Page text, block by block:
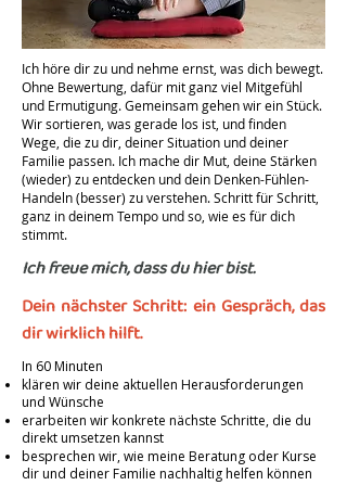
Ich höre dir zu und nehme ernst, was dich bewegt.
Ohne Bewertung, dafür mit ganz viel Mitgefühl
und Ermutigung. Gemeinsam gehen wir ein Stück.
Wir sortieren, was gerade los ist, und finden
Wege, die zu dir, deiner Situation und deiner
Familie passen. Ich mache dir Mut, deine Stärken
(wieder) zu entdecken und dein Denken-Fühlen-
Handeln (besser) zu verstehen. Schritt für Schritt,
ganz in deinem Tempo und so, wie es für dich
stimmt.
​Ich freue mich, dass du hier bist.
Dein nächster Schritt: ein Gespräch, das
dir wirklich hilft.
In 60 Minuten
klären wir deine aktuellen Herausforderungen
und Wünsche
erarbeiten wir konkrete nächste Schritte, die du
direkt umsetzen kannst
besprechen wir, wie meine Beratung oder Kurse
dir und deiner Familie nachhaltig helfen können